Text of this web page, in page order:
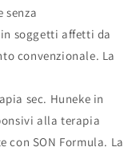
senza
in soggetti affetti da
convenzionale. La
sec. Huneke in
alla terapia
SON Formula. La